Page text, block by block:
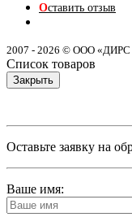
Оставить отзыв
2007 - 2026 © ООО
Список товаров
Закрыть
Оставьте заявку на
Ваше имя: